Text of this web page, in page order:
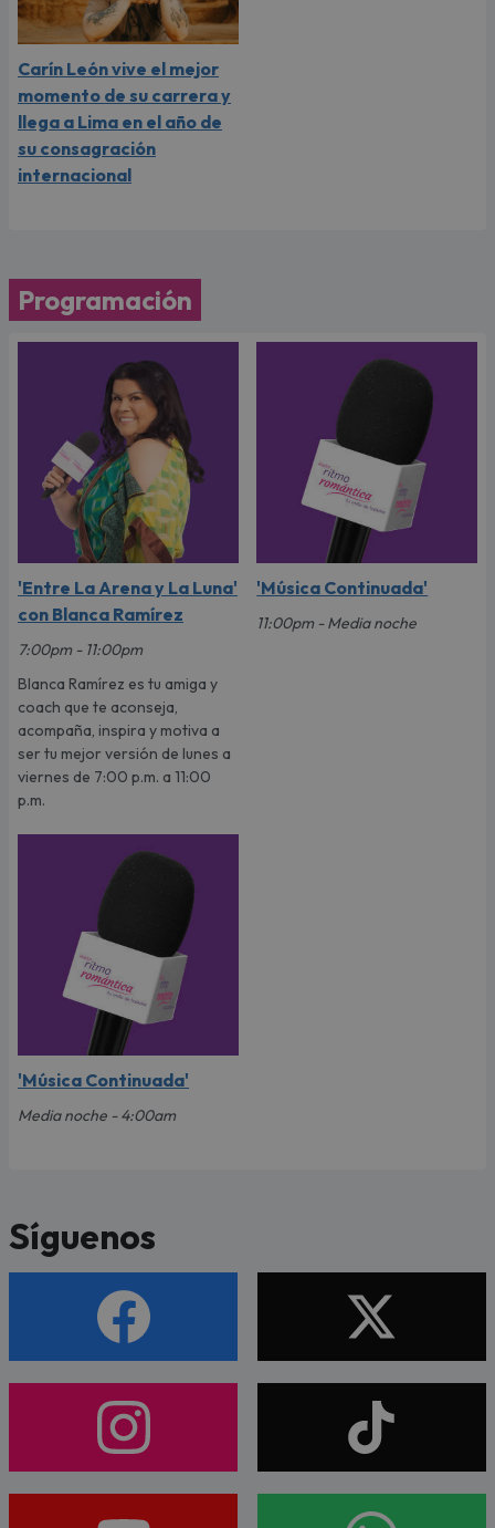
Carín León vive el mejor
momento de su carrera y
llega a Lima en el año de
su consagración
internacional
Programación
'Entre La Arena y La Luna'
con Blanca Ramírez
7:00pm - 11:00pm
Blanca Ramírez es tu amiga y
coach que te aconseja,
acompaña, inspira y motiva a
ser tu mejor versión de lunes a
viernes de 7:00 p.m. a 11:00
p.m.
'Música Continuada'
11:00pm - Media noche
'Música Continuada'
Media noche - 4:00am
Síguenos